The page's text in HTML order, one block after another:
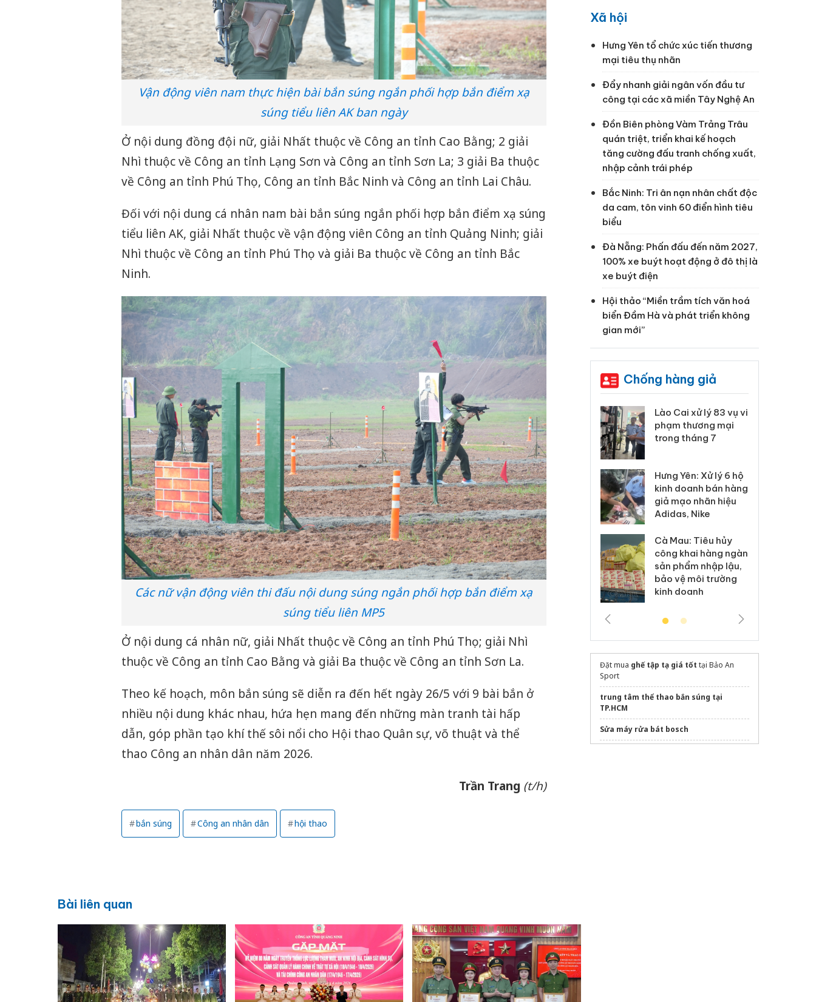
Vận động viên nam thực hiện bài bắn súng ngắn phối hợp bắn điểm xạ
súng tiểu liên AK ban ngày
Ở nội dung đồng đội nữ, giải Nhất thuộc về Công an tỉnh Cao Bằng; 2 giải
Nhì thuộc về Công an tỉnh Lạng Sơn và Công an tỉnh Sơn La; 3 giải Ba thuộc
về Công an tỉnh Phú Thọ, Công an tỉnh Bắc Ninh và Công an tỉnh Lai Châu.
Đối với nội dung cá nhân nam bài bắn súng ngắn phối hợp bắn điểm xạ súng
tiểu liên AK, giải Nhất thuộc về vận động viên Công an tỉnh Quảng Ninh; giải
Nhì thuộc về Công an tỉnh Phú Thọ và giải Ba thuộc về Công an tỉnh Bắc
Ninh.
Các nữ vận động viên thi đấu nội dung súng ngắn phối hợp bắn điểm xạ
súng tiểu liên MP5
Ở nội dung cá nhân nữ, giải Nhất thuộc về Công an tỉnh Phú Thọ; giải Nhì
thuộc về Công an tỉnh Cao Bằng và giải Ba thuộc về Công an tỉnh Sơn La.
Theo kế hoạch, môn bắn súng sẽ diễn ra đến hết ngày 26/5 với 9 bài bắn ở
nhiều nội dung khác nhau, hứa hẹn mang đến những màn tranh tài hấp
dẫn, góp phần tạo khí thế sôi nổi cho Hội thao Quân sự, võ thuật và thể
thao Công an nhân dân năm 2026.
Trần Trang (t/h)
bắn súng Công an nhân dân hội thao
Bài liên quan
Xã hội
Hưng Yên tổ chức xúc tiến thương
mại tiêu thụ nhãn
Đẩy nhanh giải ngân vốn đầu tư
công tại các xã miền Tây Nghệ An
Đồn Biên phòng Vàm Trảng Trâu
quán triệt, triển khai kế hoạch
tăng cường đấu tranh chống xuất,
nhập cảnh trái phép
Bắc Ninh: Tri ân nạn nhân chất độc
da cam, tôn vinh 60 điển hình tiêu
biểu
Đà Nẵng: Phấn đấu đến năm 2027,
100% xe buýt hoạt động ở đô thị là
xe buýt điện
Hội thảo “Miền trầm tích văn hoá
biển Đầm Hà và phát triển không
gian mới”
Chống hàng giả
Công an Thanh Hóa
tìm bị hại trong vụ
án sản xuất, buôn
bán yến sào giả
Thanh Hóa: Tìm bị
hại trong vụ án buôn
bán bình sữa
Moyuum giả
An Giang: Đối tượng
chủ mưu đường dây
bán hàng giả tại Phú
Quốc ra đầu thú
Lào Cai xử lý 83 vụ vi
phạm thương mại
trong tháng 7
Hưng Yên: Xử lý 6 hộ
kinh doanh bán hàng
giả mạo nhãn hiệu
Adidas, Nike
Cà Mau: Tiêu hủy
công khai hàng ngàn
sản phẩm nhập lậu,
bảo vệ môi trường
kinh doanh
Đặt mua ghế tập tạ giá tốt tại Bảo An
Sport
trung tâm thể thao bắn súng tại
TP.HCM
Sửa máy rửa bát bosch